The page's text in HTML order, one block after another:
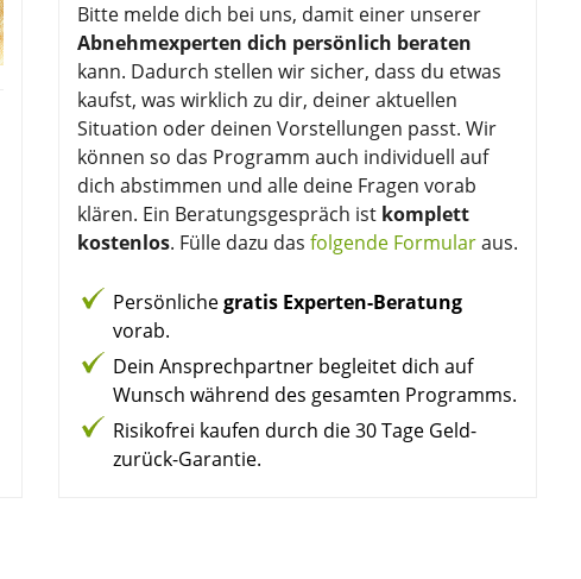
Bitte melde dich bei uns, damit einer unserer
Abnehmexperten dich persönlich beraten
kann. Dadurch stellen wir sicher, dass du etwas
kaufst, was wirklich zu dir, deiner aktuellen
Situation oder deinen Vorstellungen passt. Wir
können so das Programm auch individuell auf
dich abstimmen und alle deine Fragen vorab
klären. Ein Beratungsgespräch ist komplett
kostenlos. Fülle dazu das folgende Formularaus.
Persönlichegratis Experten-Beratung
vorab.
Dein Ansprechpartner begleitet dich auf
Wunsch während des gesamten Programms.
Risikofrei kaufen durch die 30 Tage Geld-
zurück-Garantie.